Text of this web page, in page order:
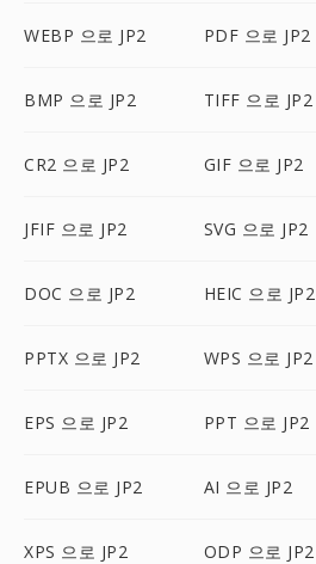
WEBP 으로 JP2 PDF 으로 JP2
BMP 으로 JP2 TIFF 으로 JP2
CR2 으로 JP2 GIF 으로 JP2
JFIF 으로 JP2 SVG 으로 JP2
DOC 으로 JP2 HEIC 으로 JP2
PPTX 으로 JP2 WPS 으로 JP2
EPS 으로 JP2 PPT 으로 JP2
EPUB 으로 JP2 AI 으로 JP2
XPS 으로 JP2 ODP 으로 JP2